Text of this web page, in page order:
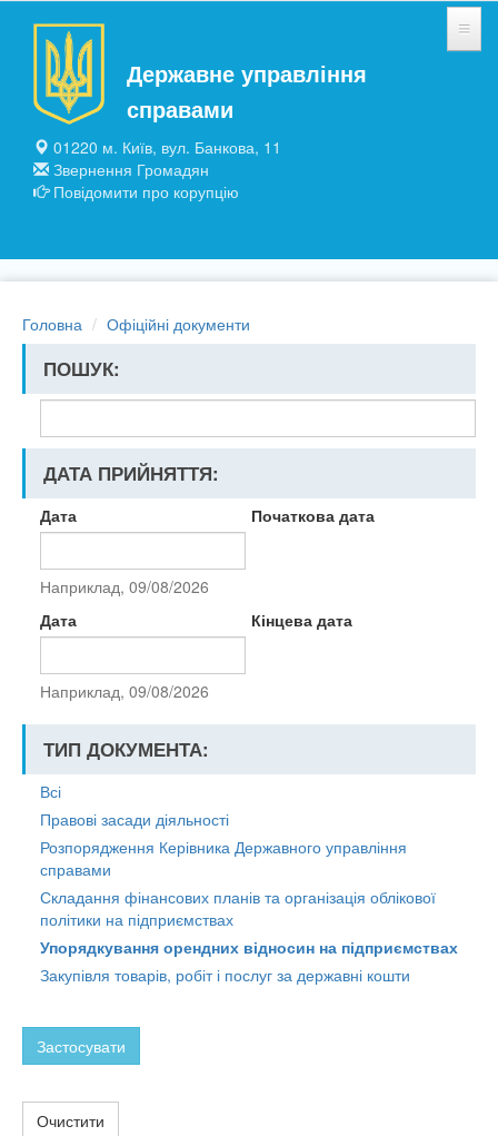
Державне управління
справами
01220 м. Київ, вул. Банкова, 11
Звернення Громадян
Повідомити про корупцію
НОВИНИ
ЗАГАЛЬНІ ВІДОМОСТІ
ПІДПРИЄМСТВА ТА УСТАНОВИ
Головна Офіційні документи
ПОШУК:
ДАТА ПРИЙНЯТТЯ:
Початкова дата
Дата
Наприклад, 09/08/2026
Кінцева дата
Дата
Наприклад, 09/08/2026
ТИП ДОКУМЕНТА:
Всі
Правові засади діяльності
Розпорядження Керівника Державного управління
справами
Складання фінансових планів та організація облікової
політики на підприємствах
Упорядкування орендних відносин на підприємствах
Закупівля товарів, робіт і послуг за державні кошти
Застосувати
Очистити